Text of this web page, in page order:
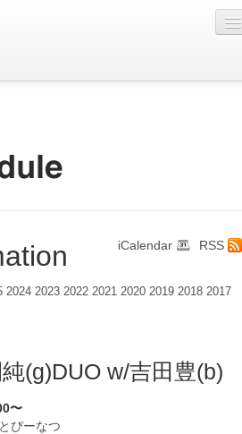
RSS
iCalendar
2024 2023 2022 2021 2020 2019 2018 2017
(g)DUO w/吉田豊(b)
〜
ぴーなつ